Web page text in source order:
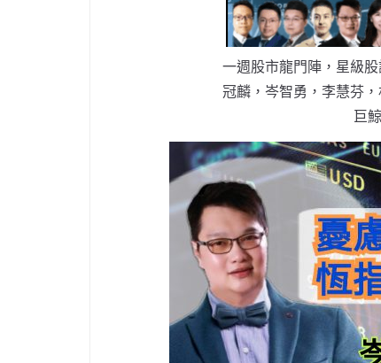
一週股市龍門陣，星級
冠麟，岑智勇，李慧芬
巨